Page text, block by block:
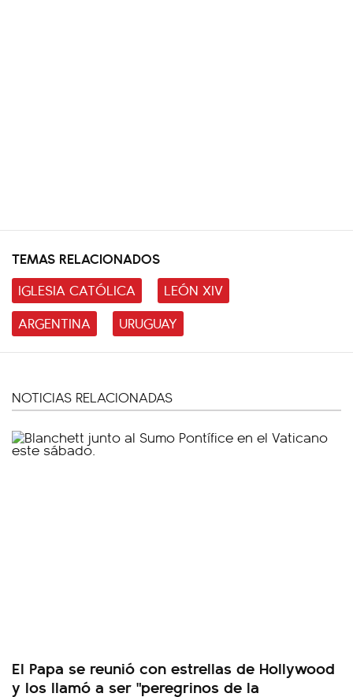
TEMAS RELACIONADOS
IGLESIA CATÓLICA
LEÓN XIV
ARGENTINA
URUGUAY
NOTICIAS RELACIONADAS
El Papa se reunió con estrellas de Hollywood
y los llamó a ser "peregrinos de la